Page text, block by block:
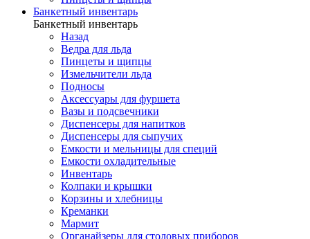
Банкетный инвентарь
Банкетный инвентарь
Назад
Ведра для льда
Пинцеты и щипцы
Измельчители льда
Подносы
Аксессуары для фуршета
Вазы и подсвечники
Диспенсеры для напитков
Диспенсеры для сыпучих
Емкости и мельницы для специй
Емкости охладительные
Инвентарь
Колпаки и крышки
Корзины и хлебницы
Креманки
Мармит
Органайзеры для столовых приборов